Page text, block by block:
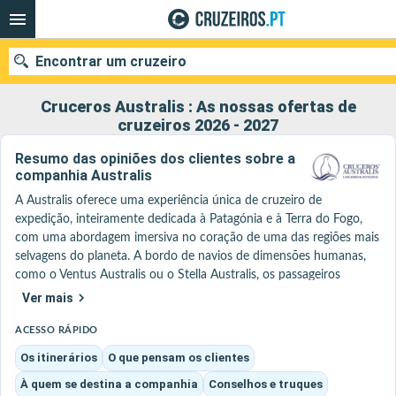
Cruceros Australis : As nossas ofertas de
cruzeiros 2026 - 2027
Resumo das opiniões dos clientes sobre a
companhia Australis
A Australis oferece uma experiência única de cruzeiro de
expedição, inteiramente dedicada à Patagónia e à Terra do Fogo,
com uma abordagem imersiva no coração de uma das regiões mais
selvagens do planeta. A bordo de navios de dimensões humanas,
como o Ventus Australis ou o Stella Australis, os passageiros
acedem a territórios isolados, navegando por fiordes estreitos e
A experiência é decididamente voltada para a natureza e a
exploração, com excursões diárias em zodiacs e desembarques
acompanhados por guias naturalistas, permitindo aproximar-se de
glaciares, florestas e da fauna local. Os itinerários ligam,
Ver mais
ACESSO RÁPIDO
Os itinerários
O que pensam os clientes
À quem se destina a companhia
Conselhos e truques
Encontrar um cruzeiro
Quando ir?
Data de partida
Portos Companhias
Pesquisar